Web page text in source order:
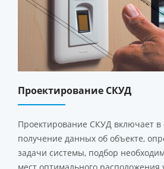
Проектирование СКУД
Проектирование СКУД включает в
получение данных об объекте,
задачи системы, подбор
мест оптимального расположения